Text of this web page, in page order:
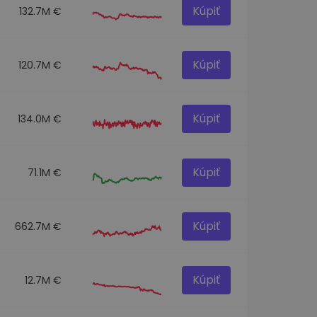
132.7M € Kúpiť
120.7M € Kúpiť
134.0M € Kúpiť
71.1M € Kúpiť
662.7M € Kúpiť
12.7M € Kúpiť